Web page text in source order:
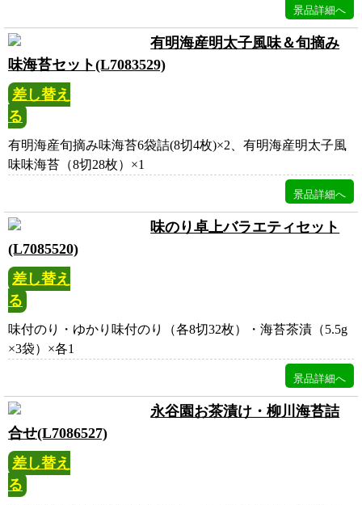
有明海産明太子風味＆旬摘み
味海苔セット(L7083529)
差し替え
る
有明海産旬摘み味海苔6袋詰(8切4枚)×2、有明海産明太子風
味味海苔（8切28枚）×1
味のり卓上バラエティセット
(L7085520)
差し替え
る
味付のり・ゆかり味付のり（各8切32枚）・海苔茶漬（5.5g
×3袋）×各1
永谷園お茶漬け・柳川海苔詰
合せ(L7086527)
差し替え
る